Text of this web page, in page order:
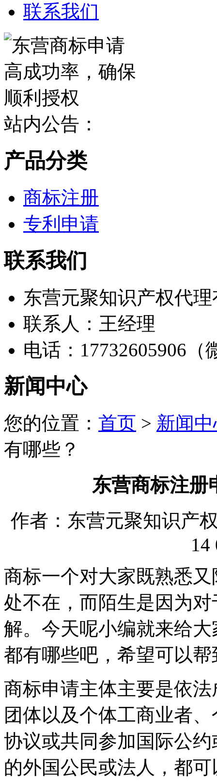
联系我们
站内公告：
产品分类
商标注册
专利申请
联系我们
东营元聚知识产权代
联系人：王经理
电话：17732605906（
新闻中心
您的位置： 首页 > 新闻
有哪些？
东营商标注册
作者：东营元聚知识产
14
商标一个对大家既熟悉
处不在，而陌生是因为
解。今天呢小编就来给大
都有哪些吧，希望可以帮
商标申请主体主要是依
团体以及个体工商业者
协议或共同参加国际公
的外国公民或法人，都